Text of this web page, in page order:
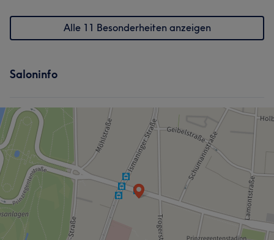
Alle 11 Besonderheiten anzeigen
Saloninfo